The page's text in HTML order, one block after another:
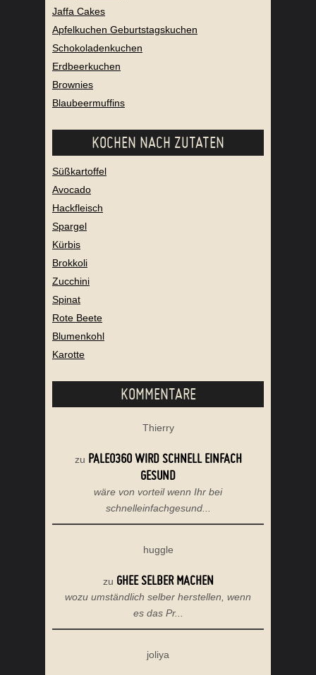
Jaffa Cakes
Apfelkuchen Geburtstagskuchen
Schokoladenkuchen
Erdbeerkuchen
Brownies
Blaubeermuffins
KOCHEN NACH ZUTATEN
Süßkartoffel
Avocado
Hackfleisch
Spargel
Kürbis
Brokkoli
Zucchini
Spinat
Rote Beete
Blumenkohl
Karotte
KOMMENTARE
Thierry
zu PALEO360 WIRD SCHNELL EINFACH
GESUND
wäre von vorteil wenn Ihr bei
schnelleinfachgesund...
huggle
zu GHEE SELBER MACHEN
wozu umständlich selber herstellen, wenn
es das Pr...
joliya